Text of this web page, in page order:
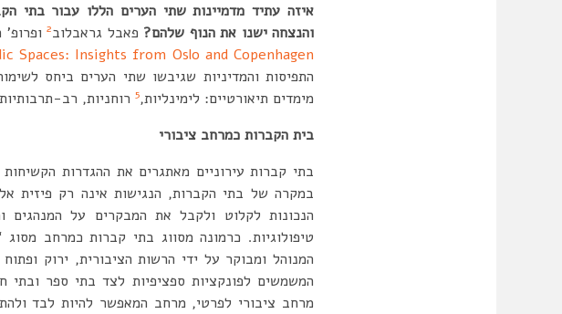
איזה עתיד מדמיינות שתי הערים הללו עבור בתי
והנצחה ישנו את הנוף שלהם? פאבל גראבלוב2ופרופ’
Spaces: Insights from Oslo and Copenhagen
התפיסות והמדיניות שגיבשו שתי הערים ביחס
מימדים תיאורטיים: לימינליות,5 רוחניות, רב-
בית הקברות כמרחב ציבורי
במקרה של בתי הקברות, הנגישות אינה רק פיזית
טיפולוגיות. כרמונה מסווג בתי קברות כמרחב
המנוהל ומבוקר על ידי הרשות הציבורית, ירוק
המשמשים לפונקציות ספציפיות לצד בתי ספר ובתי
מרחב ציבורי לפרטי, מרחב המאפשר להיות לבד